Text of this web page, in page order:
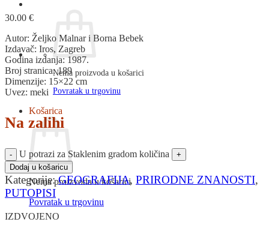
Nema proizvoda u košarici
Povratak u trgovinu
Košarica
Nema proizvoda u košarici
Povratak u trgovinu
30.00 €
Autor: Željko Malnar i Borna Bebek
Izdavač: Iros, Zagreb
Godina izdanja: 1987.
Broj stranica: 189
Dimenzije: 15×22 cm
Uvez: meki
Na zalihi
U potrazi za Staklenim gradom količina
Dodaj u košaricu
Kategorije:GEOGRAFIJA, PRIRODNE ZNANOSTI,
PUTOPISI
IZDVOJENO